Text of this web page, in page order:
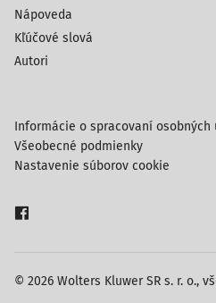
Nápoveda
Kľúčové slová
Autori
© 2026 Wolters Kluwer SR s. r. o.,
Informácie o spracovaní osobných
Všeobecné podmienky
Nastavenie súborov cookie